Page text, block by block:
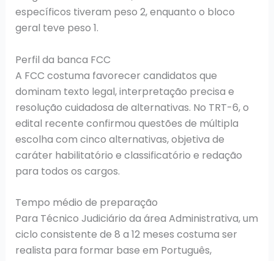
específicos tiveram peso 2, enquanto o bloco
geral teve peso 1.
Perfil da banca FCC
A FCC costuma favorecer candidatos que
dominam texto legal, interpretação precisa e
resolução cuidadosa de alternativas. No TRT-6, o
edital recente confirmou questões de múltipla
escolha com cinco alternativas, objetiva de
caráter habilitatório e classificatório e redação
para todos os cargos.
Tempo médio de preparação
Para Técnico Judiciário da área Administrativa, um
ciclo consistente de 8 a 12 meses costuma ser
realista para formar base em Português,